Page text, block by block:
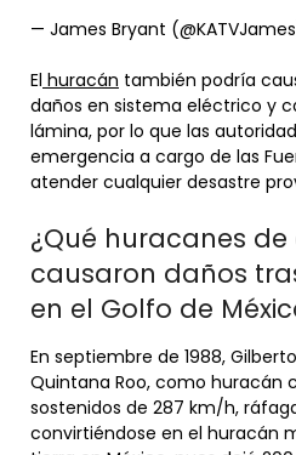
— James Bryant
El huracán también podría
daños en sistema eléctrico y
lámina, por lo que las
emergencia a cargo de las
atender cualquier desastre
¿Qué huracanes
causaron daños
en el Golfo de
En septiembre de 1988,
Quintana Roo, como huracán
sostenidos de 287 km/h,
convirtiéndose en el huracán